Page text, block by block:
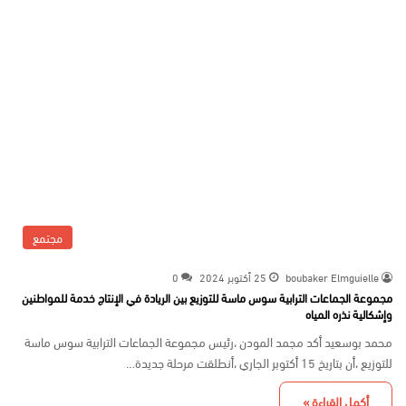
مجتمع
boubaker Elmguielle 25 أكتوبر 2024 0
مجموعة الجماعات الترابية سوس ماسة للتوزيع بين الريادة في الإنتاج خدمة للمواطنين
وإشكالية نذره المياه
محمد بوسعيد أكد مجمد المودن ،رئيس مجموعة الجماعات الترابية سوس ماسة
للتوزيع ،أن بتاريخ 15 أكتوبر الجاري ،أنطلقت مرحلة جديدة…
أكمل القراءة »